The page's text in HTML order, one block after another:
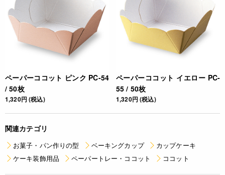
ペーパーココット ピンク PC-54
/ 50枚
1,320円 (税込)
ペーパーココット イエロー PC-
55 / 50枚
1,320円 (税込)
関連カテゴリ
お菓子・パン作りの型 ベーキングカップ
カップケーキ
ケーキ装飾用品
ペーパートレー・ココット ココット